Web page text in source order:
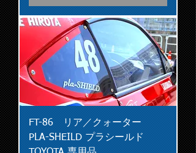
FT-86 リア／クォーター
PLA-SHEILD プラシールド